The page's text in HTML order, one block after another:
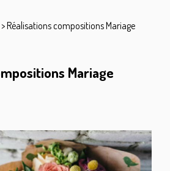
Réalisations compositions Mariage
Mariage